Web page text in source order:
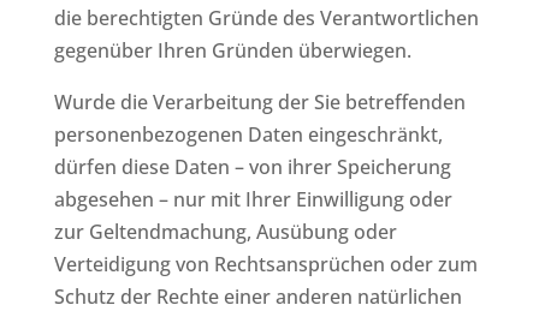
die berechtigten Gründe des Verantwortlichen
gegenüber Ihren Gründen überwiegen.
Wurde die Verarbeitung der Sie betreffenden
personenbezogenen Daten eingeschränkt,
dürfen diese Daten – von ihrer Speicherung
abgesehen – nur mit Ihrer Einwilligung oder
zur Geltendmachung, Ausübung oder
Verteidigung von Rechtsansprüchen oder zum
Schutz der Rechte einer anderen natürlichen